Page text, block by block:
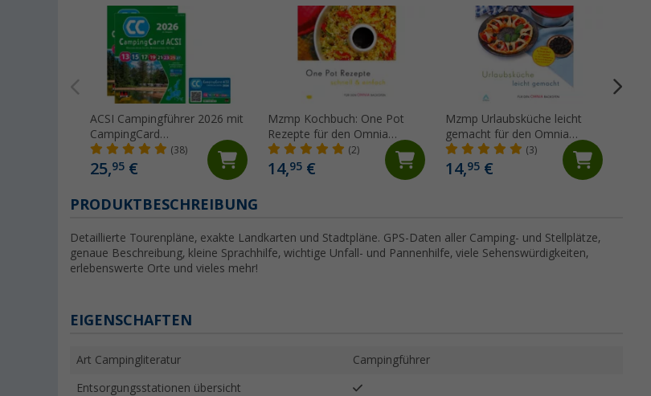
ACSI Campingführer 2026 mit
CampingCard
Ermäßigungskarte (Deutsch)
(38)
25,95 €
Mzmp Kochbuch: One Pot
Rezepte für den Omnia
Backofen
(2)
14,95 €
Mzmp Urlaubsküche leicht
gemacht für den Omnia
Backofen Kochbuch 108
Seiten
(3)
14,95 €
PRODUKTBESCHREIBUNG
Detaillierte Tourenpläne, exakte Landkarten und Stadtpläne. GPS-Daten aller Camping- und Stellplätze,
genaue Beschreibung, kleine Sprachhilfe, wichtige Unfall- und Pannenhilfe, viele Sehenswürdigkeiten,
erlebenswerte Orte und vieles mehr!
EIGENSCHAFTEN
Art Campingliteratur Campingführer
Entsorgungsstationen übersicht